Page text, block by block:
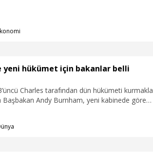
ve kırsal kalkınmayı desteklemeyi hedefliyor.
hükümet için bakanlar belli
Charles tarafından dün hükümeti kurmakla
Başbakan Andy Burnham, yeni kabinede görev